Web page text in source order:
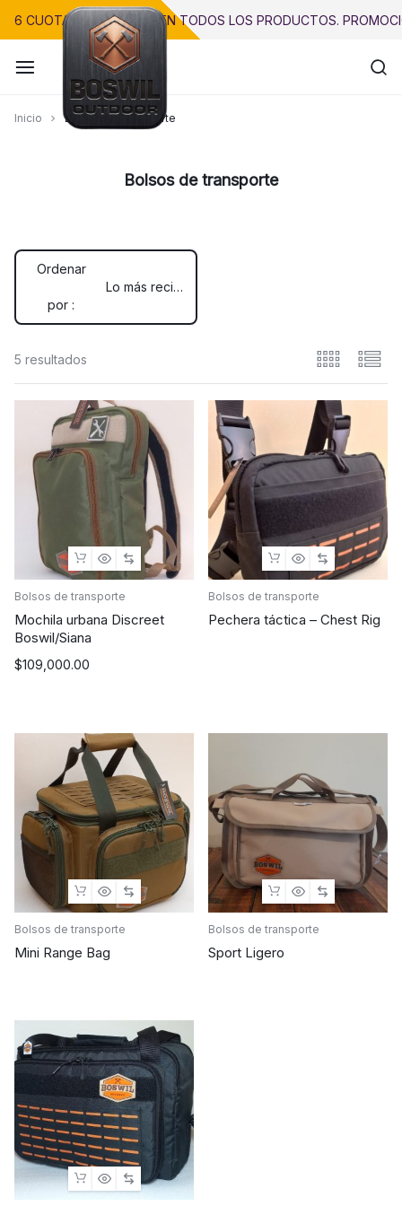
6 CUOTAS SIN INTERÉS EN TODOS LOS PRODUCTOS.
Innovación.
Inicio Bolsos de transporte
Bolsos de transporte
Ordenar
por :
Lo más reciente
5 resultados
Bolsos de transporte
Mochila urbana Discreet
Boswil/Siana
$109,000.00
Bolsos de transporte
Pechera táctica – Chest Rig
Bolsos de transporte
Mini Range Bag
Bolsos de transporte
Sport Ligero